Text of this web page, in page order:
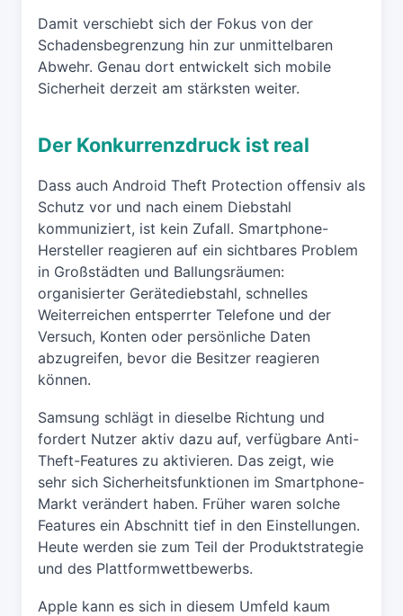
Damit verschiebt sich der Fokus von der
Schadensbegrenzung hin zur unmittelbaren
Abwehr. Genau dort entwickelt sich mobile
Sicherheit derzeit am stärksten weiter.
Der Konkurrenzdruck ist real
Dass auch Android Theft Protection offensiv als
Schutz vor und nach einem Diebstahl
kommuniziert, ist kein Zufall. Smartphone-
Hersteller reagieren auf ein sichtbares Problem
in Großstädten und Ballungsräumen:
organisierter Gerätediebstahl, schnelles
Weiterreichen entsperrter Telefone und der
Versuch, Konten oder persönliche Daten
abzugreifen, bevor die Besitzer reagieren
können.
Samsung schlägt in dieselbe Richtung und
fordert Nutzer aktiv dazu auf, verfügbare Anti-
Theft-Features zu aktivieren. Das zeigt, wie
sehr sich Sicherheitsfunktionen im Smartphone-
Markt verändert haben. Früher waren solche
Features ein Abschnitt tief in den Einstellungen.
Heute werden sie zum Teil der Produktstrategie
und des Plattformwettbewerbs.
Apple kann es sich in diesem Umfeld kaum